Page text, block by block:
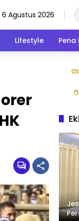
6 Agustus 2026
Lifestyle Pena